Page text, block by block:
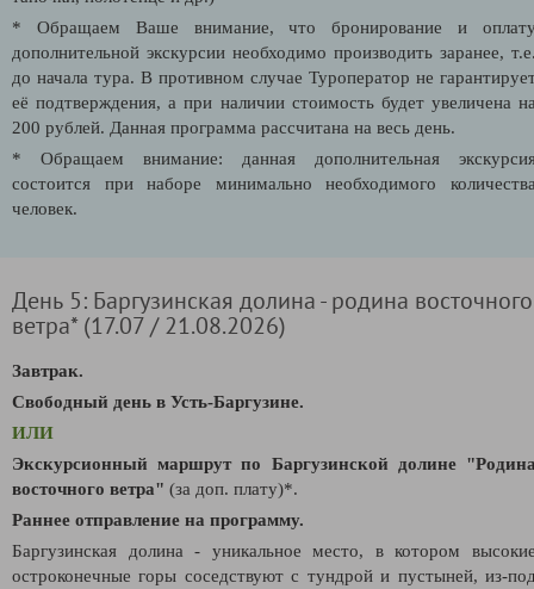
* Обращаем Ваше внимание, что бронирование и
дополнительной экскурсии необходимо производить заранее,
до начала тура. В противном случае Туроператор не
её подтверждения, а при наличии стоимость будет увеличена
200 рублей. Данная программа рассчитана на весь день.
* Обращаем внимание: данная дополнительная
состоится при наборе минимально необходимого
человек.
День 5: Баргузинская долина - родина восточного
ветра* (17.07 / 21.08.2026)
Завтрак.
Свободный день в Усть-Баргузине.
ИЛИ
Экскурсионный маршрут по Баргузинской долине
восточного ветра" (за доп. плату)*.
Раннее отправление на программу.
Баргузинская долина - уникальное место, в котором
остроконечные горы соседствуют с тундрой и пустыней, из-